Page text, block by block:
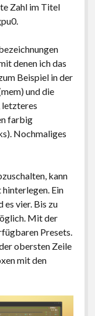
Zahl im Titel
denen ich das
Beispiel in der
und die
letzteres
farbig
Nochmaliges
kann
Ein
es vier. Bis zu
Mit der
Presets.
obersten Zeile
mit den